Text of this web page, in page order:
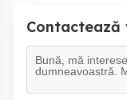
Contactează